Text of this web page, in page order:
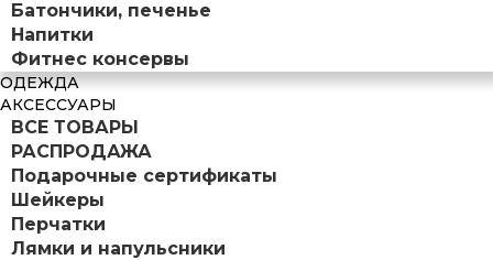
Батончики, печенье
Напитки
Фитнес консервы
ОДЕЖДА
АКСЕССУАРЫ
ВСЕ ТОВАРЫ
РАСПРОДАЖА
Подарочные сертификаты
Шейкеры
Перчатки
Лямки и напульсники